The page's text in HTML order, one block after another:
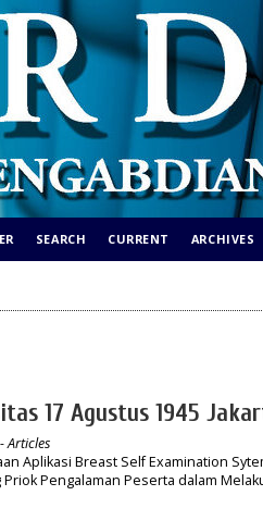
SEARCH CURRENT ARCHIVES
17 Agustus 1945
Articles
Aplikasi Breast Self Examination
Pengalaman Peserta dalam